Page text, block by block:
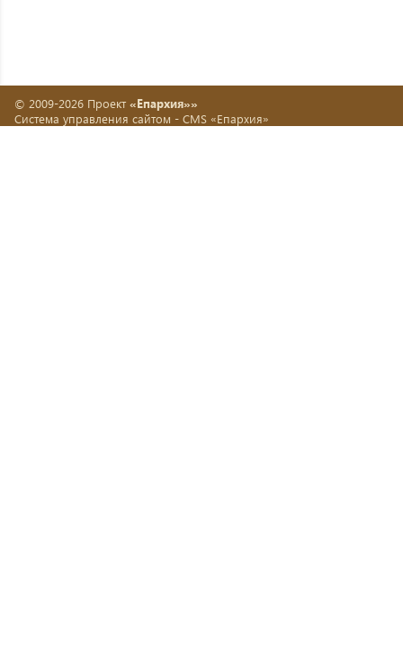
© 2009-2026 Проект «Епархия»»
Система управления сайтом - CMS «Епархия»